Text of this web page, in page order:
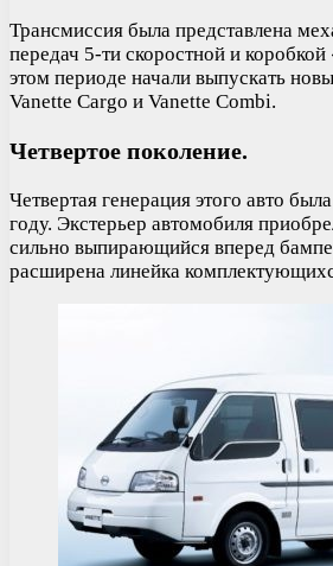
Трансмиссия была представлена
передач 5-ти скоростной и
этом периоде начали выпускать
Vanette Cargo и Vanette Combi.
Четвертое поколение.
Четвертая генерация этого авто
году. Экстерьер автомобиля
сильно выпирающийся вперед
расширена линейка